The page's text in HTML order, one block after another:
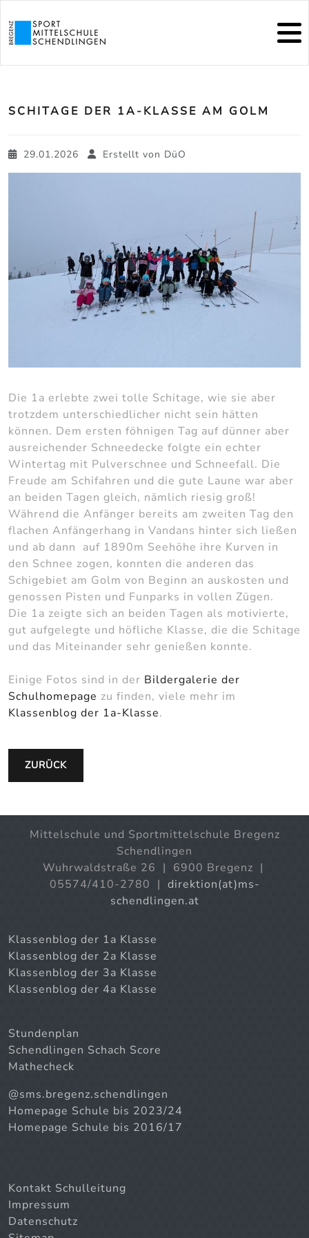
SCHITAGE DER 1A-KLASSE AM GOLM
29.01.2026 Erstellt von DüO
Die 1a erlebte zwei tolle Schitage, wie sie aber
trotzdem unterschiedlicher nicht sein hätten
können. Dem ersten föhnigen Tag auf dünner aber
ausreichender Schneedecke folgte ein echter
Wintertag mit Pulverschnee und Schneefall. Die
Freude am Schifahren und die gute Laune war aber
an beiden Tagen gleich, nämlich riesig groß!
Während die Anfänger bereits am zweiten Tag den
flachen Anfängerhang in Vandans hinter sich ließen
und ab dann auf 1890m Seehöhe ihre Kurven in
den Schnee zogen, konnten die anderen das
Schigebiet am Golm von Beginn an auskosten und
genossen Pisten und Funparks in vollen Zügen.
Die 1a zeigte sich an beiden Tagen als motivierte,
gut aufgelegte und höfliche Klasse, die die Schitage
und das Miteinander sehr genießen konnte.
Einige Fotos sind in der Bildergalerie der
Schulhomepage zu finden, viele mehr im
Klassenblog der 1a-Klasse.
ZURÜCK
Mittelschule und Sportmittelschule Bregenz
Schendlingen
Wuhrwaldstraße 26 | 6900 Bregenz |
05574/410-2780 | direktion(at)ms-
schendlingen.at
Klassenblog der 1a Klasse
Klassenblog der 2a Klasse
Klassenblog der 3a Klasse
Klassenblog der 4a Klasse
Stundenplan
Schendlingen Schach Score
Mathecheck
@sms.bregenz.schendlingen
Homepage Schule bis 2023/24
Homepage Schule bis 2016/17
Kontakt Schulleitung
Impressum
Datenschutz